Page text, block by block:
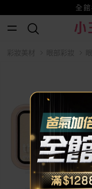
賺美幣
小三美日x全
全
彩妝美材 眼部彩妝